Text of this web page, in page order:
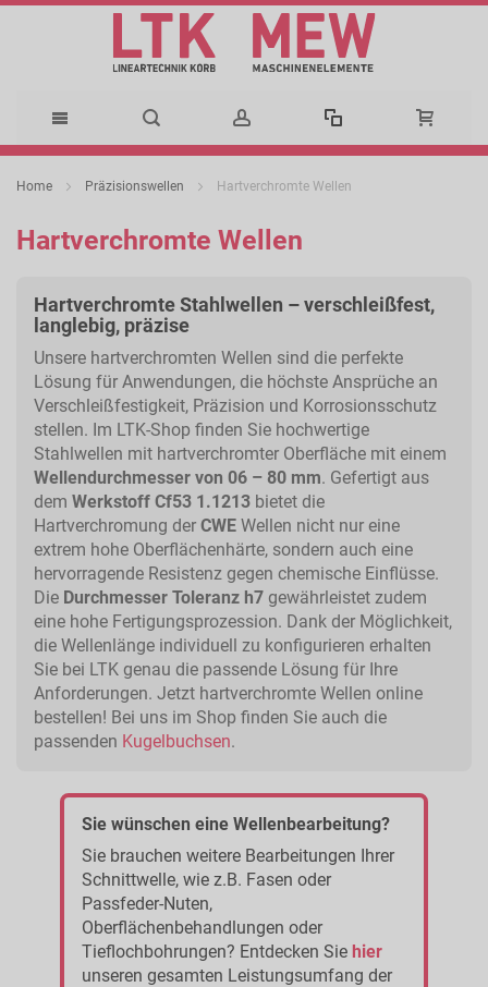
Inhalt
Home Präzisionswellen Hartverchromte Wellen
Hartverchromte Wellen
Hartverchromte Stahlwellen – verschleißfest,
langlebig, präzise
Unsere hartverchromten Wellen sind die perfekte
Lösung für Anwendungen, die höchste Ansprüche an
Verschleißfestigkeit, Präzision und Korrosionsschutz
stellen. Im LTK-Shop finden Sie hochwertige
Stahlwellen mit hartverchromter Oberfläche mit einem
Wellendurchmesser von 06 – 80 mm. Gefertigt aus
dem Werkstoff Cf53 1.1213 bietet die
Hartverchromung der CWE Wellen nicht nur eine
extrem hohe Oberflächenhärte, sondern auch eine
hervorragende Resistenz gegen chemische Einflüsse.
Die Durchmesser Toleranz h7 gewährleistet zudem
eine hohe Fertigungsprozession. Dank der Möglichkeit,
die Wellenlänge individuell zu konfigurieren erhalten
Sie bei LTK genau die passende Lösung für Ihre
Anforderungen. Jetzt hartverchromte Wellen online
bestellen! Bei uns im Shop finden Sie auch die
passenden Kugelbuchsen.
Sie wünschen eine Wellenbearbeitung?
Sie brauchen weitere Bearbeitungen Ihrer
Schnittwelle, wie z.B. Fasen oder
Passfeder-Nuten,
Oberflächenbehandlungen oder
Tieflochbohrungen? Entdecken Sie hier
unseren gesamten Leistungsumfang der